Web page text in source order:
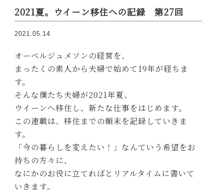
2021夏。ウイーン移住への記録 第27回
2021.05.14
オーベルジュメソンの経営を、
まったくの素人から夫婦で始めて19年が経ちま
す。
そんな僕たち夫婦が2021年夏、
ウイーンへ移住し、新たな仕事をはじめます。
この連載は、移住までの顛末を記録していきま
す。
「今の暮らしを変えたい！」なんていう希望をお
持ちの方々に、
なにかのお役に立てればとリアルタイムに書いて
いきます。